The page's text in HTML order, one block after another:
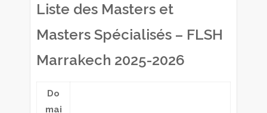
Liste des Masters et
Masters Spécialisés – FLSH
Marrakech 2025-2026
Do
mai